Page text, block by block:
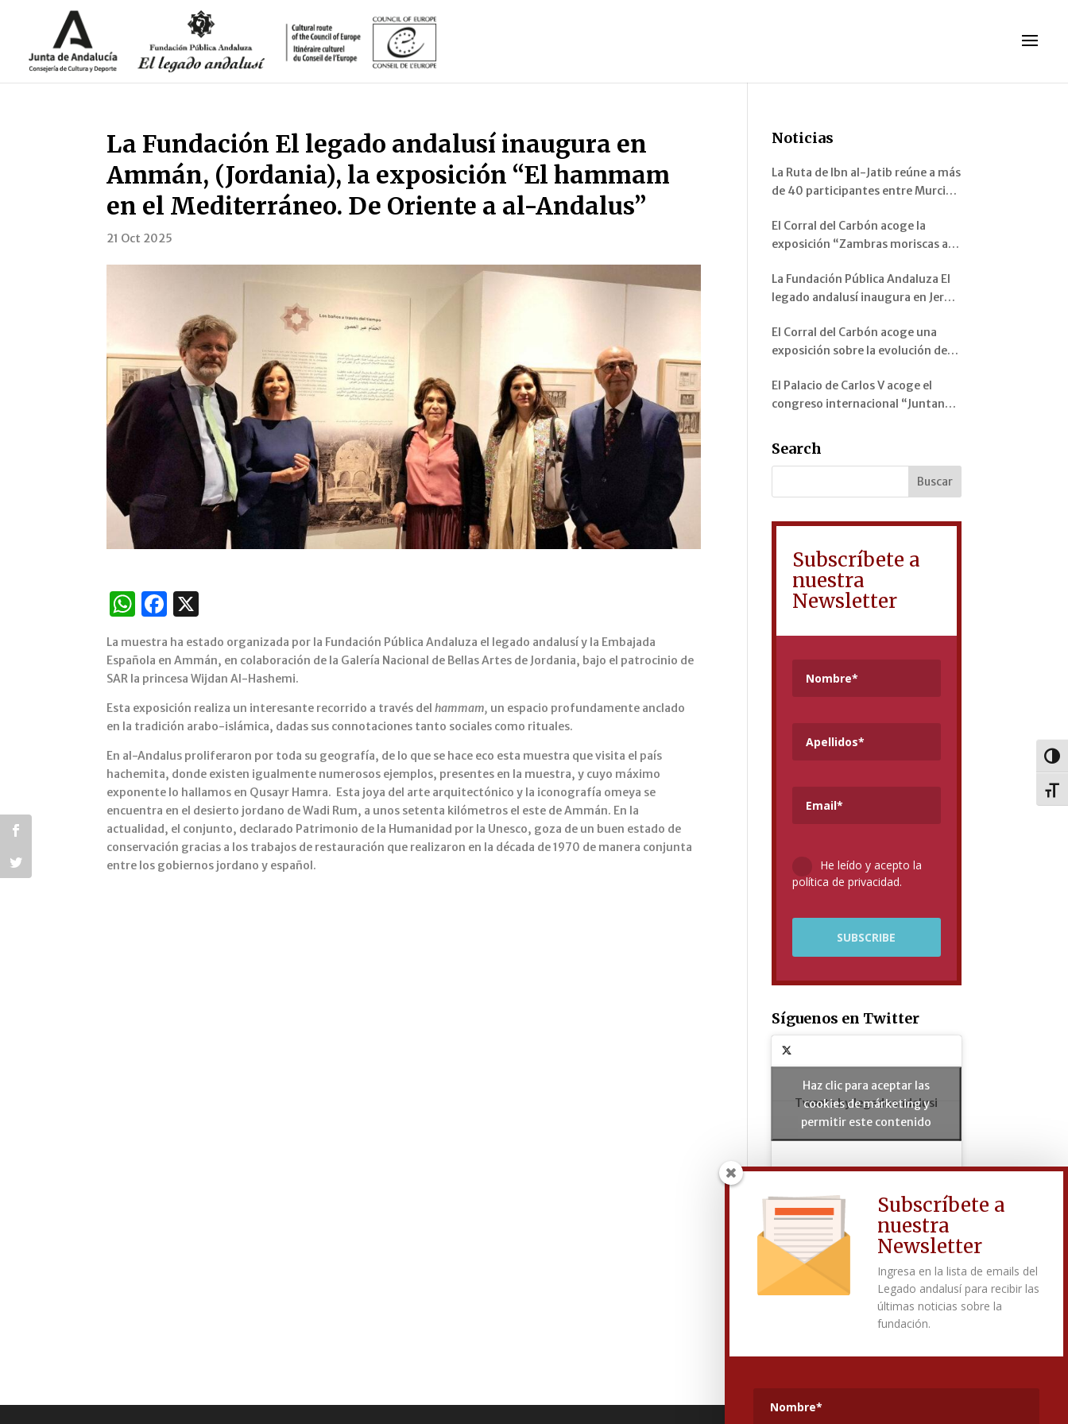
La Fundación El legado andalusí inaugura en
Ammán, (Jordania), la exposición “El hammam
en el Mediterráneo. De Oriente a al-Andalus”
21 Oct 2025
W
at
s
A
p
p
F
a
c
e
b
o
o
k
La muestra ha estado organizada por la Fundación Pública Andaluza el legado andalusí y la Embajada
Española en Ammán, en colaboración de la Galería Nacional de Bellas Artes de Jordania, bajo el patrocinio de
SAR la princesa Wijdan Al-Hashemi.
Esta exposición realiza un interesante recorrido a través delhammam, un espacio profundamente anclado
en la tradición arabo-islámica, dadas sus connotaciones tanto sociales como rituales.
En al-Andalus proliferaron por toda su geografía, de lo que se hace eco esta muestra que visita el país
hachemita, donde existen igualmente numerosos ejemplos, presentes en la muestra, y cuyo máximo
exponente lo hallamos en Qusayr Hamra. Esta joya del arte arquitectónico y la iconografía omeya se
encuentra en el desierto jordano de Wadi Rum, a unos setenta kilómetros el este de Ammán. En la
actualidad, el conjunto, declarado Patrimonio de la Humanidad por la Unesco, goza de un buen estado de
conservación gracias a los trabajos de restauración que realizaron en la década de 1970 de manera conjunta
entre los gobiernos jordano y español.
Noticias
La Ruta de Ibn al-Jatib reúne a más
de 40 participantes entre Murcia y
El Corral del Carbón acoge la
exposición “Zambras moriscas al
musicales de al-Andalus”
La Fundación Pública Andaluza El
legado andalusí inaugura en Jerez
“Arquitectura andalusí: espacios y
miradas”
El Corral del Carbón acoge una
exposición sobre la evolución del
Alhambra y sus jardines
El Palacio de Carlos V acoge el
congreso internacional “Juntando
Alhambra, el Generalife y el
Mediterráneo
Search
Subscríbete a
nuestra
Newsletter
He leído y acepto la
política de privacidad.
Síguenos en Twitter
Tweets by legadoandalusi
Haz clic para aceptar las
cookies de márketing y
permitir este contenido
Síguenos en Facebook
Haz clic para aceptar las
cookies de márketing y
permitir este contenido
Subscríbete a
nuestra
Newsletter
Ingresa en la lista de emails del
Legado andalusí para recibir las
últimas noticias sobre la
fundación.